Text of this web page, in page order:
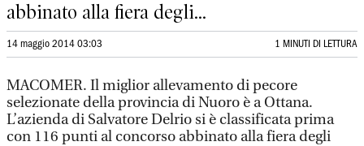
abbinato alla fiera degli...
14 maggio 2014 03:03 1 MINUTI DI LETTURA
MACOMER. Il miglior allevamento di pecore
selezionate della provincia di Nuoro è a Ottana.
L’azienda di Salvatore Delrio si è classificata prima
con 116 punti al concorso abbinato alla fiera degli